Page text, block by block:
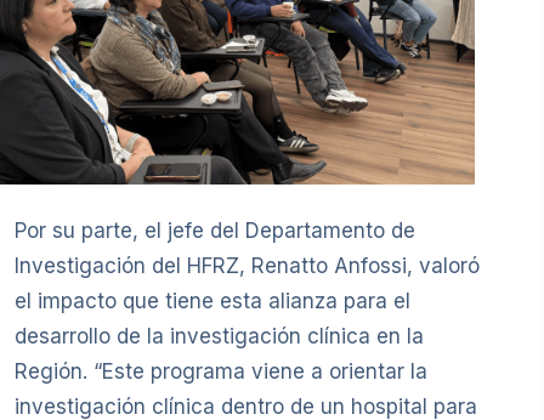
Por su parte, el jefe del Departamento de
Investigación del HFRZ, Renatto Anfossi, valoró
el impacto que tiene esta alianza para el
desarrollo de la investigación clínica en la
Región. “Este programa viene a orientar la
investigación clínica dentro de un hospital para